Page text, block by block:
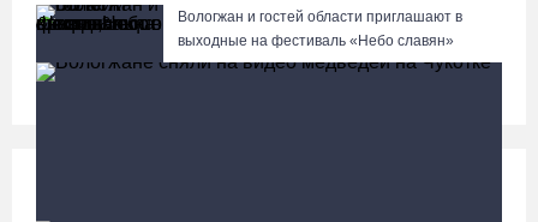
Вологжан и гостей области приглашают в
выходные на фестиваль «Небо славян»